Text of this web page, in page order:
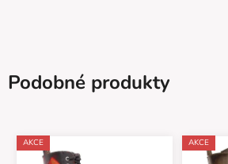
Podobné produkty
AKCE AKCE